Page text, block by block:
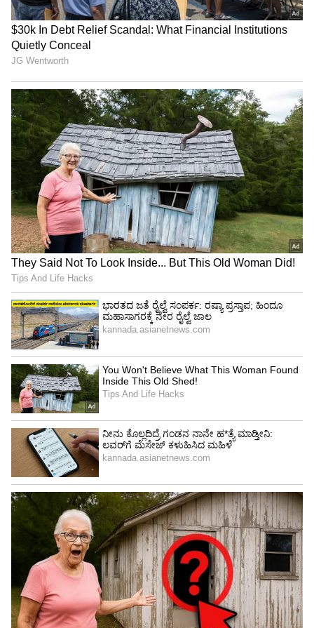
* ಸಾವಂತ್‌ ಸಿಎಂ ಆಗದಿದ್ದರೆ ಬಿಜೆಪಿಗೆ ಬೆಂಬಲ: ಎಂಜಿಪಿ
* ರಾಜ್ಯಕ್ಕೆ ಧಾವಿಸಿದ ಟಿಎಂಸಿ ನಾಯಕ ಅಭಿಷೇಕ್‌
ಬ್ಯಾನರ್ಜಿ, ಡೆರಿಕ್‌ ಓ’ಬ್ರಿಯಾನ್‌